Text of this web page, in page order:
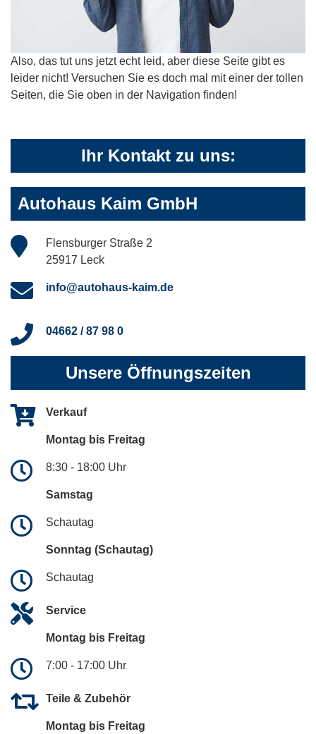
Also, das tut uns jetzt echt leid, aber diese Seite gibt es
leider nicht! Versuchen Sie es doch mal mit einer der tollen
Seiten, die Sie oben in der Navigation finden!
Ihr Kontakt zu uns:
Autohaus Kaim GmbH
Flensburger Straße 2
25917 Leck
info@autohaus-kaim.de
04662 / 87 98 0
Unsere Öffnungszeiten
Verkauf
Montag bis Freitag
8:30 - 18:00 Uhr
Samstag
Schautag
Sonntag (Schautag)
Schautag
Service
Montag bis Freitag
7:00 - 17:00 Uhr
Teile & Zubehör
Montag bis Freitag